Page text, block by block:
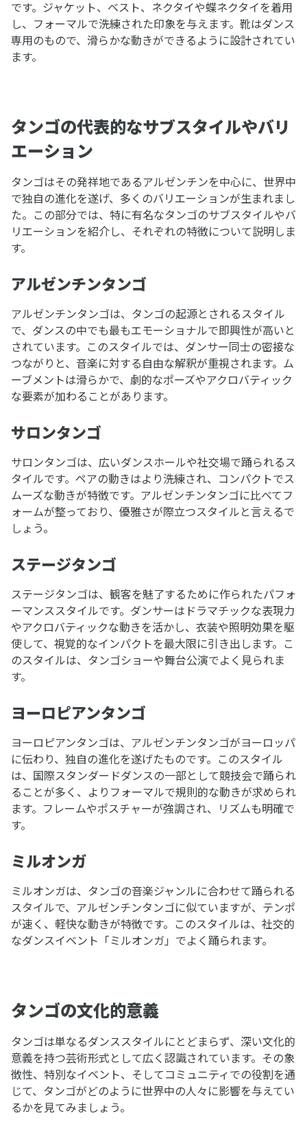
です。ジャケット、ベスト、ネクタイや蝶ネクタイを着用
し、フォーマルで洗練された印象を与えます。靴はダンス
専用のもので、滑らかな動きができるように設計されてい
ます。
タンゴの代表的なサブスタイルやバリ
エーション
タンゴはその発祥地であるアルゼンチンを中心に、世界中
で独自の進化を遂げ、多くのバリエーションが生まれまし
た。この部分では、特に有名なタンゴのサブスタイルやバ
リエーションを紹介し、それぞれの特徴について説明しま
す。
アルゼンチンタンゴ
アルゼンチンタンゴは、タンゴの起源とされるスタイル
で、ダンスの中でも最もエモーショナルで即興性が高いと
されています。このスタイルでは、ダンサー同士の密接な
つながりと、音楽に対する自由な解釈が重視されます。ム
ーブメントは滑らかで、劇的なポーズやアクロバティック
な要素が加わることがあります。
サロンタンゴ
サロンタンゴは、広いダンスホールや社交場で踊られるス
タイルです。ペアの動きはより洗練され、コンパクトでス
ムーズな動きが特徴です。アルゼンチンタンゴに比べてフ
ォームが整っており、優雅さが際立つスタイルと言えるで
しょう。
ステージタンゴ
ステージタンゴは、観客を魅了するために作られたパフォ
ーマンススタイルです。ダンサーはドラマチックな表現力
やアクロバティックな動きを活かし、衣装や照明効果を駆
使して、視覚的なインパクトを最大限に引き出します。こ
のスタイルは、タンゴショーや舞台公演でよく見られま
す。
ヨーロピアンタンゴ
ヨーロピアンタンゴは、アルゼンチンタンゴがヨーロッパ
に伝わり、独自の進化を遂げたものです。このスタイル
は、国際スタンダードダンスの一部として競技会で踊られ
ることが多く、よりフォーマルで規則的な動きが求められ
ます。フレームやポスチャーが強調され、リズムも明確で
す。
ミルオンガ
ミルオンガは、タンゴの音楽ジャンルに合わせて踊られる
スタイルで、アルゼンチンタンゴに似ていますが、テンポ
が速く、軽快な動きが特徴です。このスタイルは、社交的
なダンスイベント「ミルオンガ」でよく踊られます。
タンゴの文化的意義
タンゴは単なるダンススタイルにとどまらず、深い文化的
意義を持つ芸術形式として広く認識されています。その象
徴性、特別なイベント、そしてコミュニティでの役割を通
じて、タンゴがどのように世界中の人々に影響を与えてい
るかを見てみましょう。